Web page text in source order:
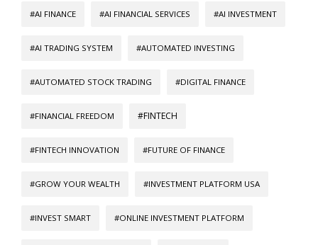
#AI FINANCE #AI FINANCIAL SERVICES #AI INVESTMENT
#AI TRADING SYSTEM #AUTOMATED INVESTING
#AUTOMATED STOCK TRADING #DIGITAL FINANCE
#FINANCIAL FREEDOM #FINTECH
#FINTECH INNOVATION #FUTURE OF FINANCE
#GROW YOUR WEALTH #INVESTMENT PLATFORM USA
#INVEST SMART #ONLINE INVESTMENT PLATFORM